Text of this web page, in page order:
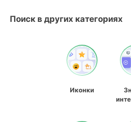
Поиск в других категориях
Иконки